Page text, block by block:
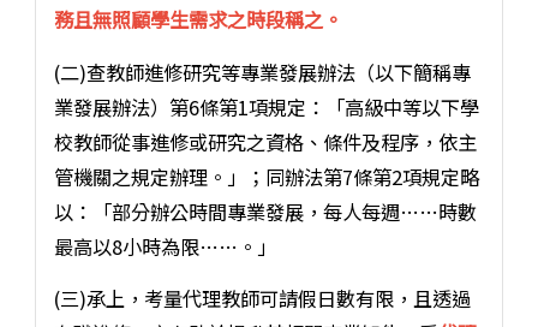
務且無照顧學生需求之時段稱之。
(二)查教師進修研究等專業發展辦法（以下簡稱專
業發展辦法）第6條第1項規定：「高級中等以下學
校教師從事進修或研究之資格、條件及程序，依主
管機關之規定辦理。」；同辦法第7條第2項規定略
以：「部分辦公時間專業發展，每人每週……時數
最高以8小時為限……。」
(三)承上，考量代理教師可請假日數有限，且透過